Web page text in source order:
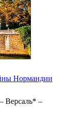
Нормандии
Версаль* –